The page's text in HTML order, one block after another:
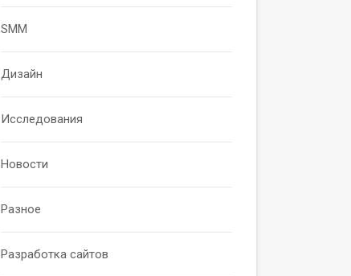
SMM
Дизайн
Исследования
Новости
Разное
Разработка сайтов